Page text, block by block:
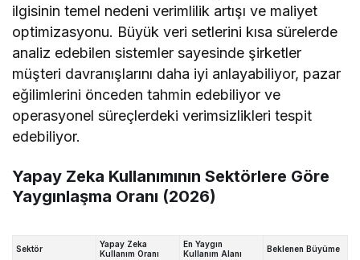
ilgisinin temel nedeni verimlilik artışı ve maliyet
optimizasyonu. Büyük veri setlerini kısa sürelerde
analiz edebilen sistemler sayesinde şirketler
müşteri davranışlarını daha iyi anlayabiliyor, pazar
eğilimlerini önceden tahmin edebiliyor ve
operasyonel süreçlerdeki verimsizlikleri tespit
edebiliyor.
Yapay Zeka Kullanımının Sektörlere Göre
Yaygınlaşma Oranı (2026)
Sektör
Yapay Zeka
Kullanım Oranı
En Yaygın
Kullanım Alanı
Beklenen Büyüme